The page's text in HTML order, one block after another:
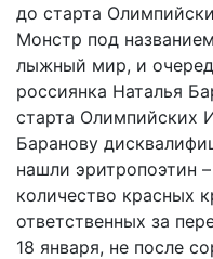
до старта
Монстр под
лыжный мир, и
россиянка Наталья
старта Олимпийских
Баранову
нашли эритропоэтин
количество красных
ответственных за
18 января, не после